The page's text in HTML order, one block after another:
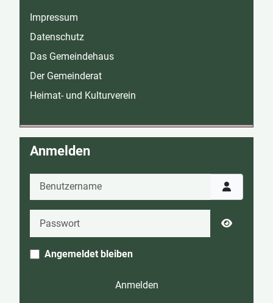
Impressum
Datenschutz
Das Gemeindehaus
Der Gemeinderat
Heimat- und Kulturverein
Anmelden
Benutzername
Angemeldet bleiben
Anmelden